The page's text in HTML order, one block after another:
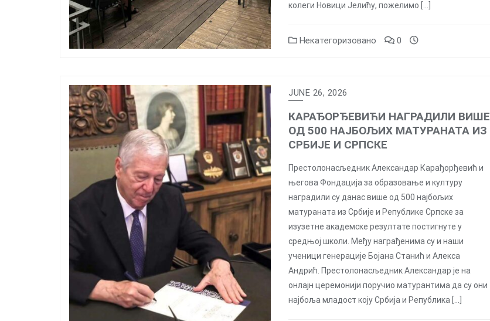
колеги Новици Јелићу, пожелимо […]
Некатегоризовано 0
JUNE 26, 2026
КАРАЂОРЂЕВИЋИ НАГРАДИЛИ ВИШЕ
ОД 500 НАЈБОЉИХ МАТУРАНАТА ИЗ
СРБИЈЕ И СРПСКЕ
Престолонасљедник Александар Карађорђевић и
његова Фондација за образовање и културу
наградили су данас више од 500 најбољих
матураната из Србије и Републике Српске за
изузетне академске резултате постигнуте у
средњој школи. Међу награђенима су и наши
ученици генерације Бојана Станић и Алекса
Андрић. Престолонасљедник Александар је на
онлајн церемонији поручио матурантима да су они
најбоља младост коју Србија и Република […]